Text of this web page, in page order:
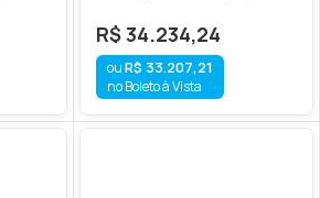
R$34.234,24
R$ 33.207,21
no Boleto à Vista